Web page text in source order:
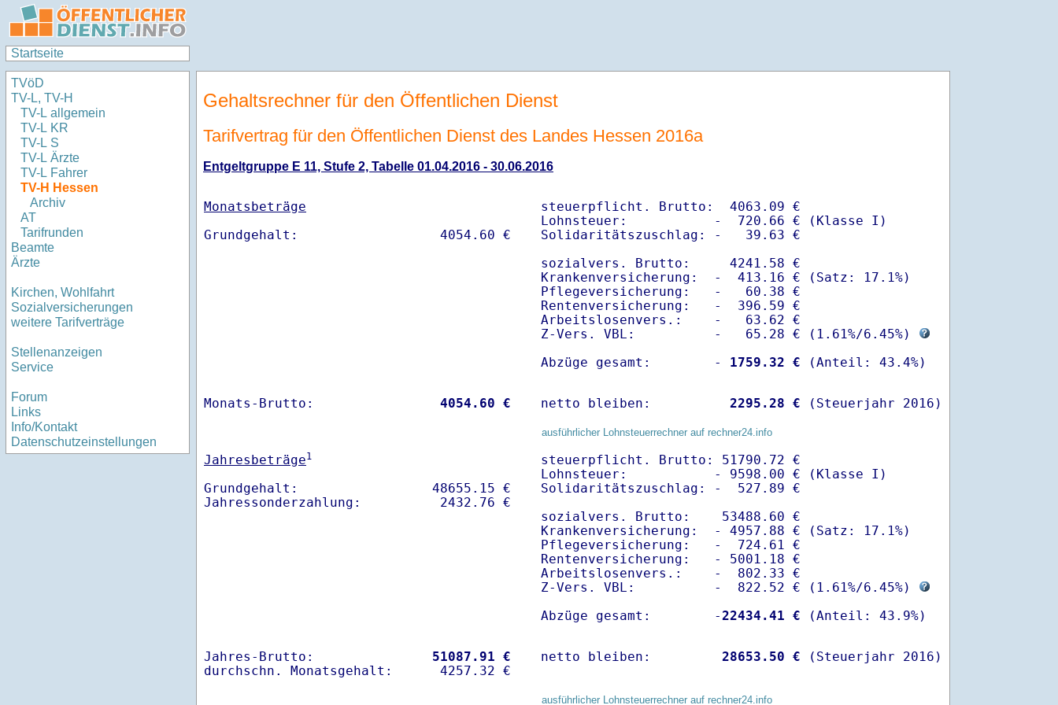
Startseite
TVöD
TV-L, TV-H
TV-L allgemein
TV-L KR
TV-L S
TV-L Ärzte
TV-L Fahrer
TV-H Hessen
Archiv
AT
Tarifrunden
Beamte
Ärzte
Kirchen, Wohlfahrt
Sozialversicherungen
weitere Tarifverträge
Stellenanzeigen
Service
Forum
Links
Info/Kontakt
Datenschutzeinstellungen
Gehaltsrechner für den Öffentlichen Dienst
Tarifvertrag für den Öffentlichen Dienst des Landes Hessen 2016a
Entgeltgruppe E 11, Stufe 2, Tabelle 01.04.2016 - 30.06.2016
Monatsbeträge
steuerpflicht. Brutto:  4063.09 €
Lohnsteuer:           -  720.66 € (Klasse I)
Solidaritätszuschlag: -   39.63 €
sozialvers. Brutto:     4241.58 €
Krankenversicherung:  -  413.16 € (Satz: 17.1%)
Pflegeversicherung:   -   60.38 €
Rentenversicherung:   -  396.59 €
Arbeitslosenvers.:    -   63.62 €
Z-Vers. VBL:          -   65.28 € ( 1.61%/6.45%)
Abzüge gesamt:        -
1759.32 €
Monats-Brutto: 4054.60 € netto bleiben: 2295.28 € (Steuerjahr 2016)
ausführlicher Lohnsteuerrechner auf rechner24.info
Jahresbeträge1
Grundgehalt:                 48655.15 €
steuerpflicht. Brutto: 51790.72 €
Lohnsteuer:           - 9598.00 € (Klasse I)
Solidaritätszuschlag: -  527.89 €
sozialvers. Brutto:    53488.60 €
Krankenversicherung:  - 4957.88 € (Satz: 17.1%)
Pflegeversicherung:   -  724.61 €
Rentenversicherung:   - 5001.18 €
Arbeitslosenvers.:    -  802.33 €
Z-Vers. VBL:          -  822.52 € ( 1.61%/6.45%)
Abzüge gesamt:        -22434.41 €
Jahres-Brutto: 51087.91 €
netto bleiben: 28653.50 € (Steuerjahr 2016)
ausführlicher Lohnsteuerrechner auf rechner24.info